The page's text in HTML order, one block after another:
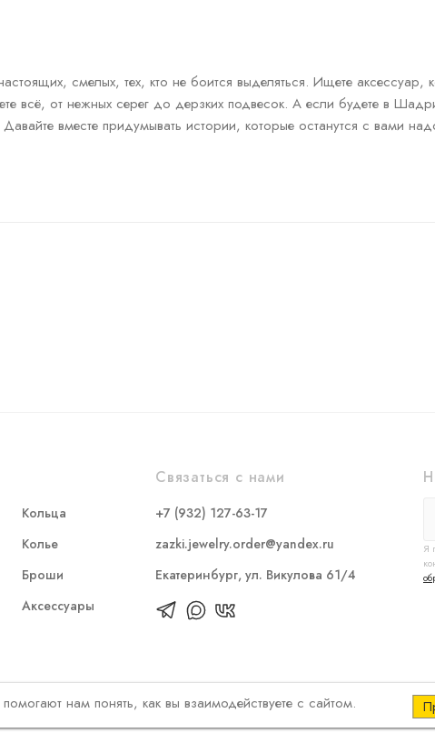
смелых, тех, кто не боится выделяться. Ищете аксессуар,
всё, от нежных серег до дерзких подвесок. А если будете в
вместе придумывать истории, которые останутся с вами
Кольца
Колье
Броши
Аксессуары
Связаться с нами
+7 (932) 127-63-17
zazki.jewelry.order@yandex.ru
Екатеринбург, ул. Викулова 61/4
Я
нам понять, как вы взаимодействуете с сайтом.